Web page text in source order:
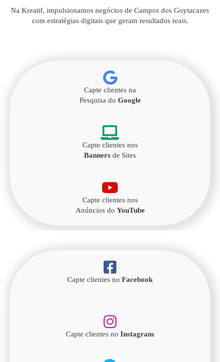
Na Kreatif, impulsionamos negócios de Campos dos Goytacazes
com estratégias digitais que geram resultados reais.
Capte clientes na
Pesquisa do Google
Capte clientes nos
Banners de Sites
Capte clientes nos
Anúncios do YouTube
Capte clientes no Facebook
Capte clientes no Instagram